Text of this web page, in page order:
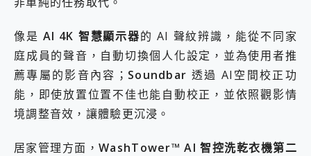
像是 AI 4K 智慧顯示器的 AI 聲紋辨識，能從不同家
庭成員的聲音，自動切換個人化設定，並為使用者推
薦專屬的影音內容； Soundbar 透過 AI空間校正功
能，即使放置位置不佳也能自動校正，並依照觀影情
境調整音效，讓體驗更沉浸。
居家管理方面，WashTower™ AI 智控洗乾衣機第二